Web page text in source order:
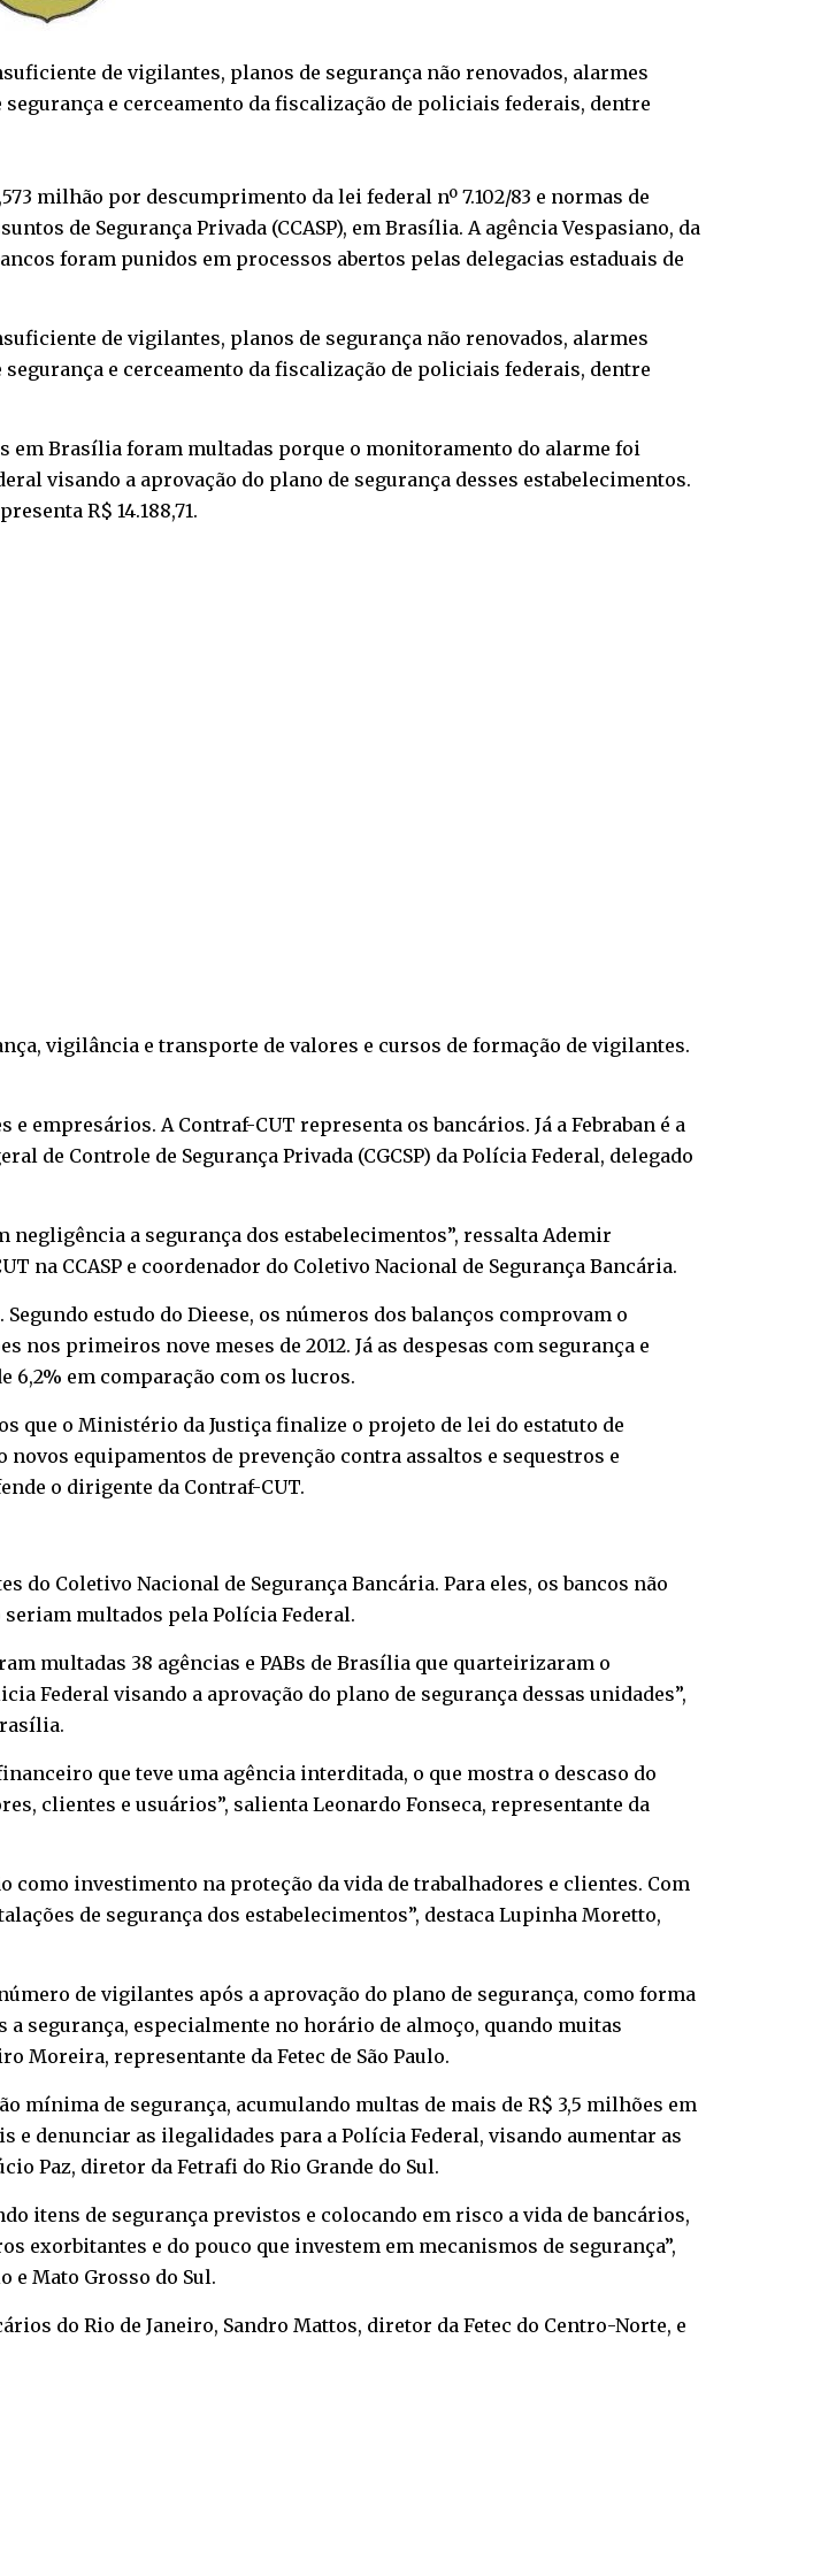
de vigilantes, planos de segurança não renovados, alarmes
e cerceamento da fiscalização de policiais federais, dentre
milhão por descumprimento da lei federal nº 7.102/83 e normas de
de Segurança Privada (CCASP), em Brasília. A agência Vespasiano, da
foram punidos em processos abertos pelas delegacias estaduais de
de vigilantes, planos de segurança não renovados, alarmes
e cerceamento da fiscalização de policiais federais, dentre
em Brasília foram multadas porque o monitoramento do alarme foi
visando a aprovação do plano de segurança desses estabelecimentos.
R$ 14.188,71.
vigilância e transporte de valores e cursos de formação de vigilantes.
empresários. A Contraf-CUT representa os bancários. Já a Febraban é a
de Controle de Segurança Privada (CGCSP) da Polícia Federal, delegado
a segurança dos estabelecimentos”, ressalta Ademir
na CCASP e coordenador do Coletivo Nacional de Segurança Bancária.
estudo do Dieese, os números dos balanços comprovam o
primeiros nove meses de 2012. Já as despesas com segurança e
6,2% em comparação com os lucros.
que o Ministério da Justiça finalize o projeto de lei do estatuto de
equipamentos de prevenção contra assaltos e sequestros e
o dirigente da Contraf-CUT.
do Coletivo Nacional de Segurança Bancária. Para eles, os bancos não
multados pela Polícia Federal.
multadas 38 agências e PABs de Brasília que quarteirizaram o
Federal visando a aprovação do plano de segurança dessas unidades”,
que teve uma agência interditada, o que mostra o descaso do
clientes e usuários”, salienta Leonardo Fonseca, representante da
como investimento na proteção da vida de trabalhadores e clientes. Com
de segurança dos estabelecimentos”, destaca Lupinha Moretto,
de vigilantes após a aprovação do plano de segurança, como forma
segurança, especialmente no horário de almoço, quando muitas
Moreira, representante da Fetec de São Paulo.
mínima de segurança, acumulando multas de mais de R$ 3,5 milhões em
denunciar as ilegalidades para a Polícia Federal, visando aumentar as
Paz, diretor da Fetrafi do Rio Grande do Sul.
itens de segurança previstos e colocando em risco a vida de bancários,
exorbitantes e do pouco que investem em mecanismos de segurança”,
e Mato Grosso do Sul.
do Rio de Janeiro, Sandro Mattos, diretor da Fetec do Centro-Norte, e